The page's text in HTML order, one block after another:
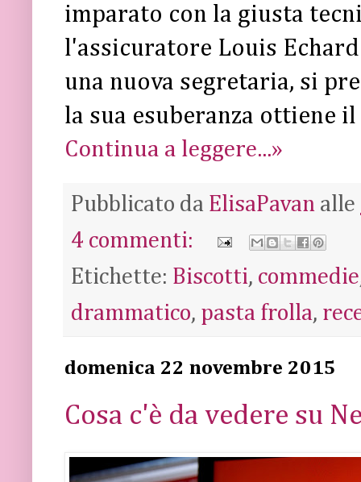
imparato con la giusta
l'assicuratore Louis
una nuova segretaria, si
la sua esuberanza ottiene
Continua a leggere...»
Pubblicato da ElisaPavan alle
4 commenti:
Etichette: Biscotti, commedie
drammatico, pasta frolla,
domenica 22 novembre 2015
Cosa c'è da vedere su